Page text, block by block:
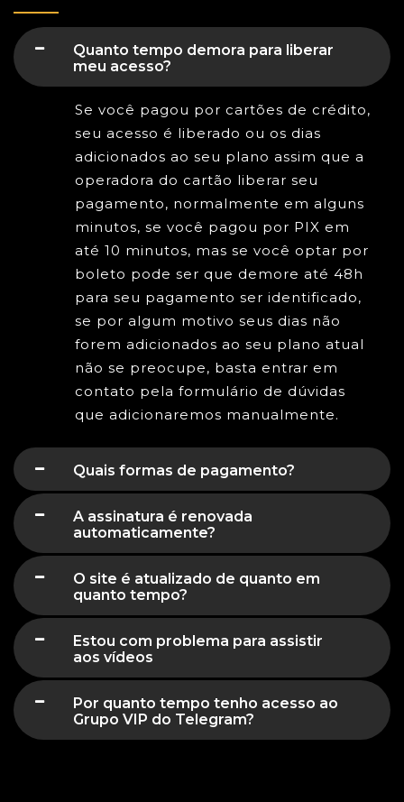
Quanto tempo demora para liberar
meu acesso?
Se você pagou por cartões de crédito,
seu acesso é liberado ou os dias
adicionados ao seu plano assim que a
operadora do cartão liberar seu
pagamento, normalmente em alguns
minutos, se você pagou por PIX em
até 10 minutos, mas se você optar por
boleto pode ser que demore até 48h
para seu pagamento ser identificado,
se por algum motivo seus dias não
forem adicionados ao seu plano atual
não se preocupe, basta entrar em
contato pela formulário de dúvidas
que adicionaremos manualmente.
Quais formas de pagamento?
A assinatura é renovada
automaticamente?
O site é atualizado de quanto em
quanto tempo?
Estou com problema para assistir
aos vídeos
Por quanto tempo tenho acesso ao
Grupo VIP do Telegram?